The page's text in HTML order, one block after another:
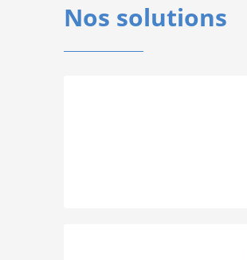
Nos solutions